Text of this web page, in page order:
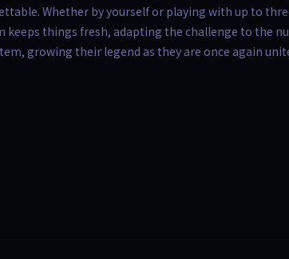
Whether by yourself or playing with up to
things fresh, adapting the challenge to the
growing their legend as they are once again